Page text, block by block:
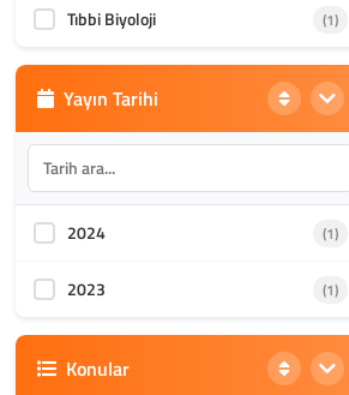
Tıbbi Biyoloji (1)
Yayın Tarihi
2024 (1)
2023 (1)
Konular